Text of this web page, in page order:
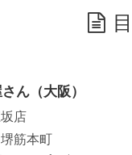
ん（大阪）
店
筋本町